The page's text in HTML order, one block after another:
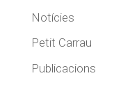
Notícies
Petit Carrau
Publicacions